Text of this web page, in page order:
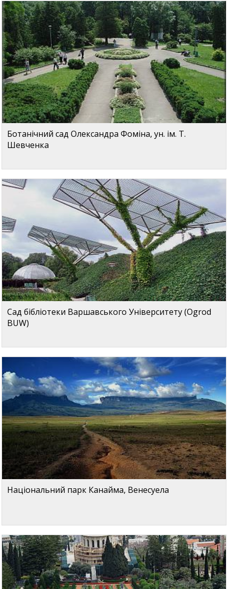
Ботанічний сад Олександра Фоміна, ун. ім. Т.
Шевченка
Сад бібліотеки Варшавського Університету (Ogrod
BUW)
Національний парк Канайма, Венесуела